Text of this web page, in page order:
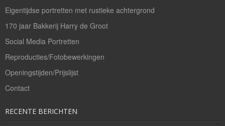
Eigentijdse portretten met rustieke achtergrond
170 jaar Bakkerij Harry de Groot
Social Media Portretten
Reproducties/Fotobewerkingen
Openingstijden/Prijslijst
Contact
RECENTE BERICHTEN